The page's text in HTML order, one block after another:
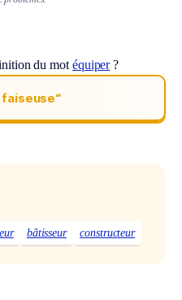
du mot équiper?
bâtisseur constructeur